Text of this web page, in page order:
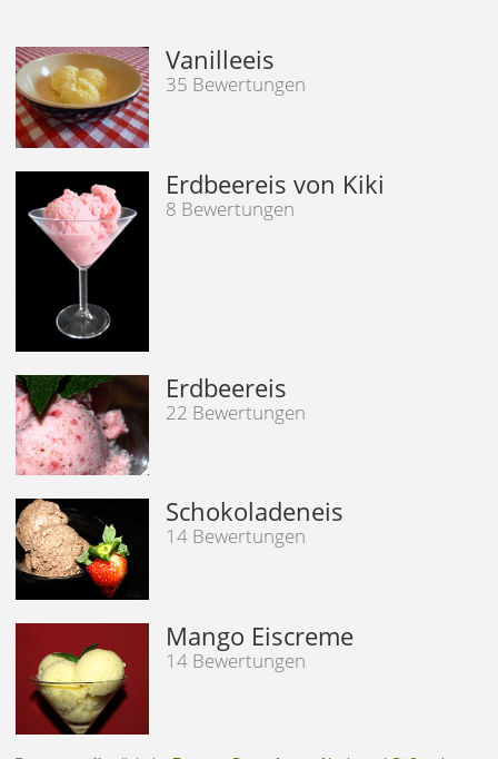
Vanilleeis
35 Bewertungen
Erdbeereis von Kiki
8 Bewertungen
Erdbeereis
22 Bewertungen
Schokoladeneis
14 Bewertungen
Mango Eiscreme
14 Bewertungen